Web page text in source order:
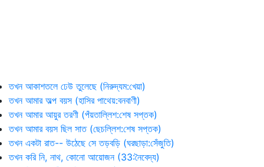
তখন আকাশতলে ঢেউ তুলেছে (নিরুদ্যম:খেয়া)
তখন আমার অল্প বয়স (হাসির পাথেয়:বনবাণী)
তখন আমার আয়ুর তরণী (পঁয়তাল্লিশ:শেষ সপ্তক)
তখন আমার বয়স ছিল সাত (ছেচল্লিশ:শেষ সপ্তক)
তখন একটা রাত-- উঠেছে সে তড়বড়ি (ঘরছাড়া:সেঁজুতি)
তখন করি নি, নাথ, কোনো আয়োজন (33:নৈবেদ্য)